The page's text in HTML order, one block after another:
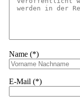
Name (*)
E-Mail (*)